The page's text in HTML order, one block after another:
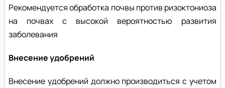
Рекомендуется обработка почвы против ризоктониоза
на почвах с высокой вероятностью развития
заболевания
Внесение удобрений
Внесение удобрений должно производиться с учетом